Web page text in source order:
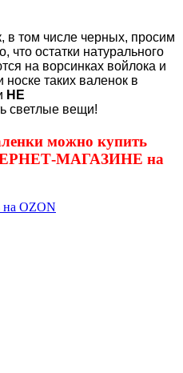
в том числе черных, просим
что остатки натурального
на ворсинках войлока и
таких валенок в
НЕ
светлые вещи!
можно купить
МАГАЗИНЕ на
на OZON